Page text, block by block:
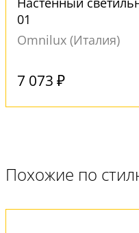
01
Omnilux (Италия)
7 073 ₽
Похожие по